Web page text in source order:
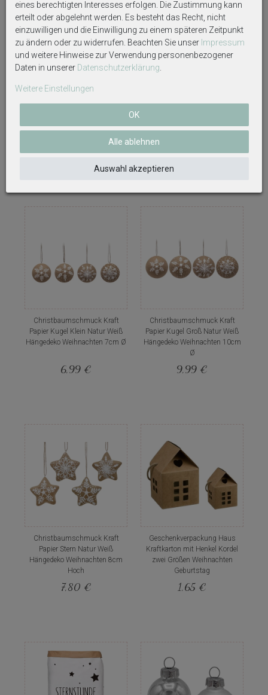
Geschenkrahmen Holz
Bilderrahmen Diorama
25,99 €
Wald Hirsch Fuchs Stern
9,79 €
Christbaumschmuck Kraft
Papier Kugel Klein Natur Weiß
Hängedeko Weihnachten 7cm Ø
6,99 €
Christbaumschmuck Kraft
Papier Kugel Groß Natur Weiß
Hängedeko Weihnachten 10cm
Ø
9,99 €
Christbaumschmuck Kraft
Papier Stern Natur Weiß
Hängedeko Weihnachten 8cm
Hoch
7,80 €
Geschenkverpackung Haus
Kraftkarton mit Henkel Kordel
zwei Größen Weihnachten
Geburtstag
1,65 €
eines berechtigten Interesses erfolgen. Die Zustimmung kann
erteilt oder abgelehnt werden. Es besteht das Recht, nicht
einzuwilligen und die Einwilligung zu einem späteren Zeitpunkt
zu ändern oder zu widerrufen. Beachten Sie unser Impressum
und weitere Hinweise zur Verwendung personenbezogener
Daten in unserer Daten­schutz­erklärung.
Weitere Einstellungen
OK
Alle ablehnen
Auswahl akzeptieren